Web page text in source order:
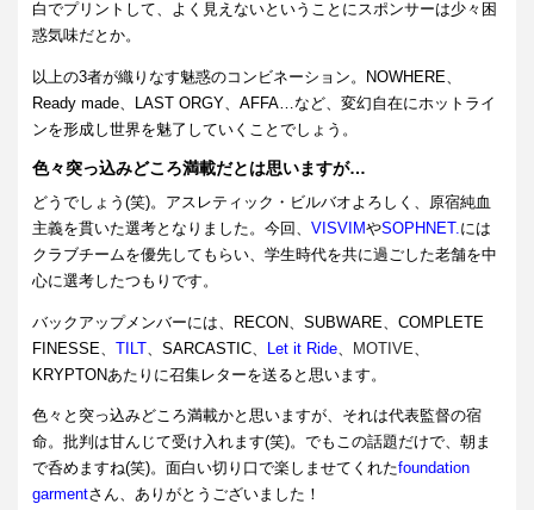
白でプリントして、よく見えないということにスポンサーは少々困
惑気味だとか。
以上の3者が織りなす魅惑のコンビネーション。NOWHERE、
Ready made、LAST ORGY、AFFA…など、変幻自在にホットライ
ンを形成し世界を魅了していくことでしょう。
色々突っ込みどころ満載だとは思いますが…
どうでしょう(笑)。アスレティック・ビルバオよろしく、原宿純血
主義を貫いた選考となりました。今回、 VISVIMやSOPHNET.には
クラブチームを優先してもらい、学生時代を共に過ごした老舗を中
心に選考したつもりです。
バックアップメンバーには、RECON、SUBWARE、COMPLETE
FINESSE、 TILT 、SARCASTIC、 Let it Ride MOTIVE
KRYPTONあたりに召集レターを送ると思います。
色々と突っ込みどころ満載かと思いますが、それは代表監督の宿
命。批判は甘んじて受け入れます(笑)。でもこの話題だけで、朝ま
で呑めますね(笑)。面白い切り口で楽しませてくれたfoundation
garmentさん、ありがとうございました！